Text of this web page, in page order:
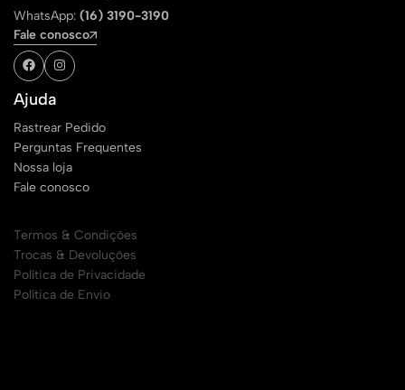
WhatsApp: (16) 3190-3190
Fale conosco
Ajuda
Rastrear Pedido
Perguntas Frequentes
Nossa loja
Fale conosco
Termos & Condições
Trocas & Devoluções
Política de Privacidade
Política de Envio